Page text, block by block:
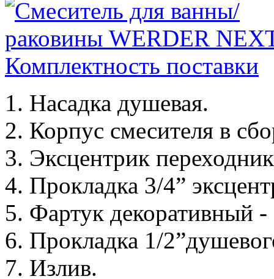
Насадка душевая.
Корпус смесителя в
Эксцентрик
Прокладка 3/4”
Фартук декоративный
Прокладка 1/
Излив.